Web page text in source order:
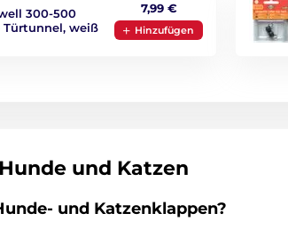
300-500
Türtunnel, weiß
7,99 €
Hinzufügen
und Katzen
und Katzenklappen?